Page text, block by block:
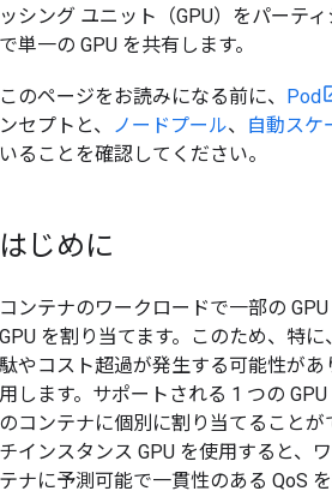
ッシング ユニット（GPU）をパーテ
で単一の GPU を共有します。
このページをお読みになる前に、 Pod
ンセプトと、
ノードプール、 自動スケ
いることを確認してください。
はじめに
コンテナのワークロードで一部の
GPU を割り当てます。このため、特
駄やコスト超過が発生する可能性があ
用します。サポートされる 1 つの
のコンテナに個別に割り当てること
チインスタンス GPU を使用すると、
テナに予測可能で一貫性のある QoS を